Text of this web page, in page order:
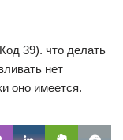
39). что делать
нет
оно имеется.